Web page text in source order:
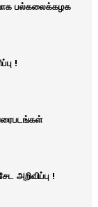
பல்கலைக்கழக
!
அறிவிப்பு !